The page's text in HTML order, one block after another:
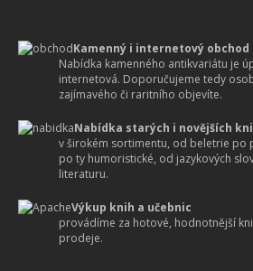
Kamenný i internetový obchod
Nabídka kamenného antikvariátu je
internetová. Doporučujeme tedy
zajímavého či raritního objevíte.
Nabídka starých i novějších
v širokém sortimentu, od beletrie po
po ty humoristické, od jazykových
literaturu.
Výkup knih a učebnic
provádíme za hotové, hodnotnější
prodeje.